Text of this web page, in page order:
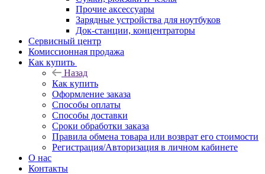
Прочие аксессуары
Зарядные устройства для ноутбуков
Док-станции, концентраторы
Сервисный центр
Комиссионная продажа
Как купить
Назад
Как купить
Оформление заказа
Способы оплаты
Способы доставки
Сроки обработки заказа
Правила обмена товара или возврат его стоимости
Регистрация/Авторизация в личном кабинете
О нас
Контакты